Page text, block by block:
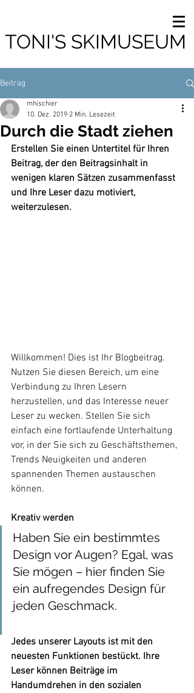
TONI'S SKIMUSEUM
Beitrag
Durch die Stadt ziehen
mhischier
10. Dez. 2019 2 Min. Lesezeit
Erstellen Sie einen Untertitel für Ihren
Beitrag, der den Beitragsinhalt in
wenigen klaren Sätzen zusammenfasst
und Ihre Leser dazu motiviert,
weiterzulesen.
Willkommen! Dies ist Ihr Blogbeitrag.
Nutzen Sie diesen Bereich, um eine
Verbindung zu Ihren Lesern
herzustellen, und das Interesse neuer
Leser zu wecken. Stellen Sie sich
einfach eine fortlaufende Unterhaltung
vor, in der Sie sich zu Geschäftsthemen,
Trends Neuigkeiten und anderen
spannenden Themen austauschen
können.
Kreativ werden
Haben Sie ein bestimmtes
Design vor Augen? Egal, was
Sie mögen – hier finden Sie
ein aufregendes Design für
jeden Geschmack.
Jedes unserer Layouts ist mit den
neuesten Funktionen bestückt. Ihre
Leser können Beiträge im
Handumdrehen in den sozialen